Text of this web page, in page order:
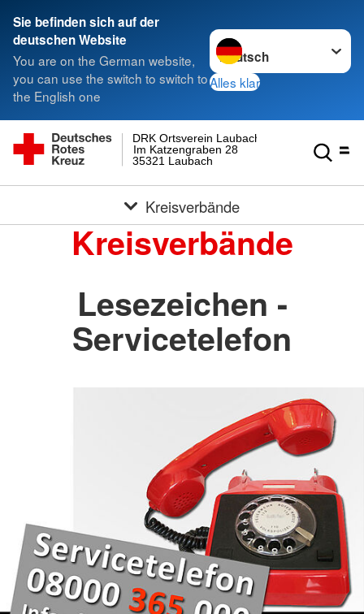
Sie befinden sich auf der
deutschen Website
You are on the German website,
you can use the switch to switch to
the English one
Sprache wechseln zu
Alles klar
35321 Laubach
Im Katzengraben 28
DRK Ortsverein Laubach
Kreisverbände
Kreisverbände
Lesezeichen -
Servicetelefon